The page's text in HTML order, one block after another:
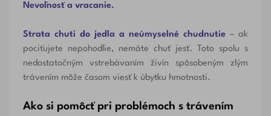
Nevoľnosť a vracanie.
Strata chuti do jedla a neúmyselné chudnutie – ak
pociťujete nepohodlie, nemáte chuť jesť. Toto spolu s
nedostatočným vstrebávaním živín spôsobeným zlým
trávením môže časom viesť k úbytku hmotnosti.
Ako si pomôcť pri problémoch s trávením